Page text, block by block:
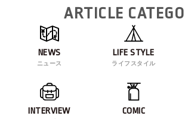
ARTICLE
NEWS
ニュース
LIFE STYLE
ライフスタイル
INTERVIEW COMIC